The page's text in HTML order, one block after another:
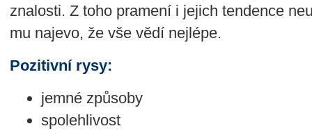
znalosti. Z toho pramení i jejich tendence
mu najevo, že vše vědí nejlépe.
Pozitivní rysy:
jemné způsoby
spolehlivost